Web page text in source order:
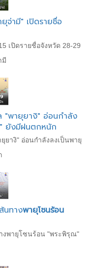
จ่ามี" เปิดรายชื่อ
เปิดรายชื่อจังหวัด 28-29
มี
"พายุยางิ" อ่อนกำลัง
" ยังมีฝนตกหนัก
ยางิ" อ่อนกำลังลงเป็นพายุ
นทางพายุโซนร้อน
งพายุโซนร้อน "พระพิรุณ"